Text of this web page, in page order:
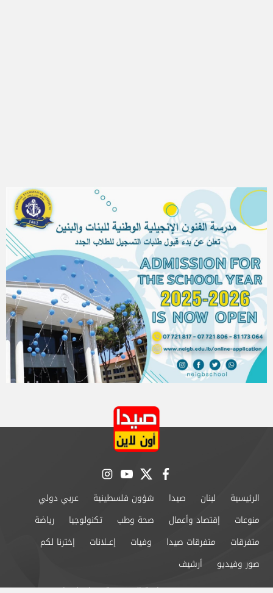
facebook
twitter
youtube
instagram
الرئيسية لبنان صيدا شؤون فلسطينية
عربي دولي
منوعات
إقتصاد وأعمال صحة وطب تكنولوجيا
رياضة
متفرقات
متفرقات صيدا وفيات إعــلانات
إخترنا لكم
صور وفيديو
أرشيف